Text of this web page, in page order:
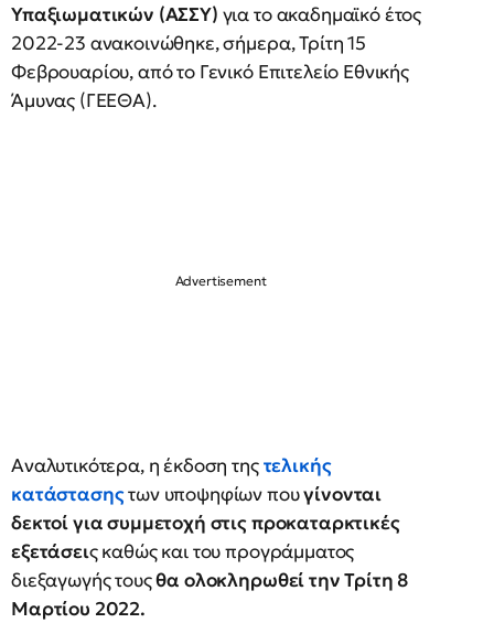
Υπαξιωματικών (ΑΣΣΥ) για το ακαδημαϊκό έτος
2022-23 ανακοινώθηκε, σήμερα, Τρίτη 15
Φεβρουαρίου, από το Γενικό Επιτελείο Εθνικής
Άμυνας (ΓΕΕΘΑ).
Αναλυτικότερα, η έκδοση τηςτελικής
κατάστασηςτων υποψηφίων πουγίνονται
δεκτοί για συμμετοχή στις προκαταρκτικές
εξετάσεις καθώς και του προγράμματος
διεξαγωγής τουςθα ολοκληρωθεί την Τρίτη 8
Μαρτίου 2022.